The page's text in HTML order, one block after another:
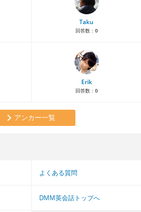
Taku
回答数： 0
Erik
回答数： 0
アンカー一覧
よくある質問
DMM英会話トップへ